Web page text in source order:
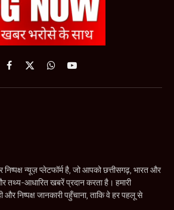
Facebook
X
WhatsApp
YouTube
न्यूज़ प्लेटफॉर्म है, जो आपको छत्तीसगढ़, भारत और
तथ्य-आधारित खबरें प्रदान करता है। हमारी
निष्पक्ष जानकारी पहुँचाना, ताकि वे हर पहलू से